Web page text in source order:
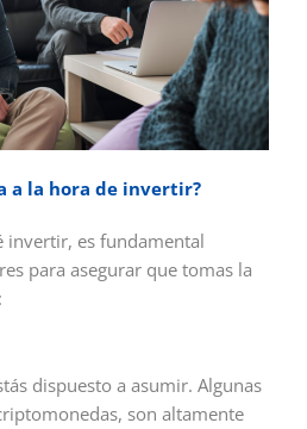
a la hora de invertir?
invertir, es fundamental
para asegurar que tomas la
dispuesto a asumir. Algunas
son altamente